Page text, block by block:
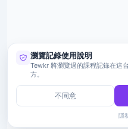
瀏覽記錄使用說明
Tewkr 將瀏覽過的課程記錄在這
方。
不同意
隱